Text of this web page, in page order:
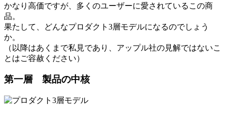
かなり高価ですが、多くのユーザーに愛されているこの商
品。
果たして、どんなプロダクト3層モデルになるのでしょう
か。
（以降はあくまで私見であり、アップル社の見解ではないこ
とはご容赦ください）
第一層 製品の中核